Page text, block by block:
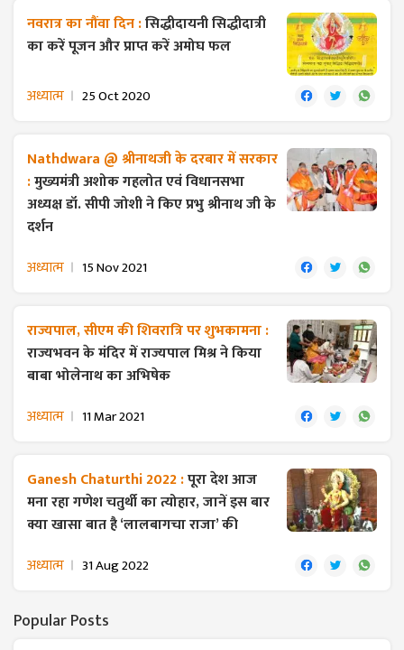
नवरात्र का नौंवा दिन :सिद्धीदायनी सिद्धीदात्री
का करें पूजन और प्राप्त करें अमोघ फल
अध्यात्म 25 Oct 2020
Nathdwara @ श्रीनाथजी के दरबार में सरकार
:मुख्यमंत्री अशोक गहलोत एवं विधानसभा
अध्यक्ष डॉ. सीपी जोशी ने किए प्रभु श्रीनाथ जी के
दर्शन
अध्यात्म 15 Nov 2021
राज्यपाल, सीएम की शिवरात्रि पर शुभकामना :
राज्यभवन के मंदिर में राज्यपाल मिश्र ने किया
बाबा भोलेनाथ का अभिषेक
अध्यात्म 11 Mar 2021
Ganesh Chaturthi 2022 :पूरा देश आज
मना रहा गणेश चतुर्थी का त्योहार, जानें इस बार
क्या खासा बात है ‘लालबागचा राजा’ की
अध्यात्म 31 Aug 2022
Popular Posts